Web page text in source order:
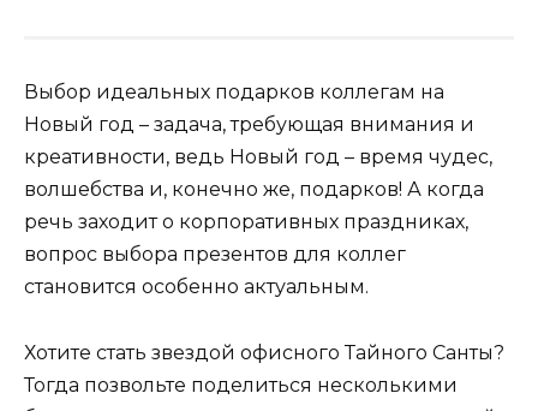
Выбор идеальных подарков коллегам на
Новый год – задача, требующая внимания и
креативности, ведь Новый год – время чудес,
волшебства и, конечно же, подарков! А когда
речь заходит о корпоративных праздниках,
вопрос выбора презентов для коллег
становится особенно актуальным.
Хотите стать звездой офисного Тайного Санты?
Тогда позвольте поделиться несколькими